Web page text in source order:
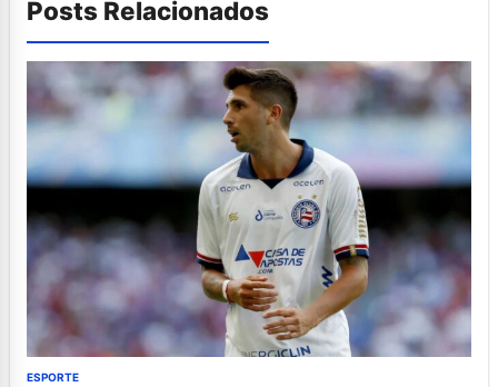
Posts Relacionados
ESPORTE